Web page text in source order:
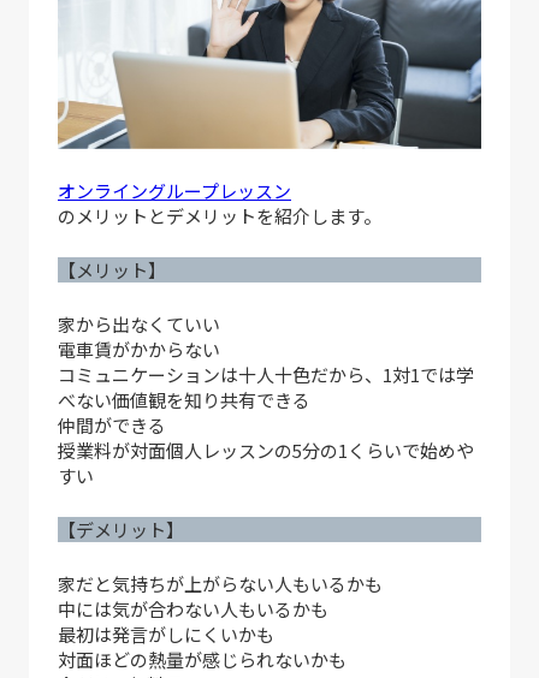
オンライングループレッスン
のメリットとデメリットを紹介します。
【メリット】
家から出なくていい
電車賃がかからない
コミュニケーションは十人十色だから、1対1では学
べない価値観を知り共有できる
仲間ができる
授業料が対面個人レッスンの5分の1くらいで始めや
すい
【デメリット】
家だと気持ちが上がらない人もいるかも
中には気が合わない人もいるかも
最初は発言がしにくいかも
対面ほどの熱量が感じられないかも